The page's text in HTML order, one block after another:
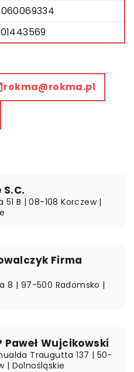
rokma@rokma.pl
51 B | 08-108 Korczew |
Firma
8 | 97-500 Radomsko |
Paweł Wujcikowski
Traugutta 137 | 50-
| Dolnośląskie